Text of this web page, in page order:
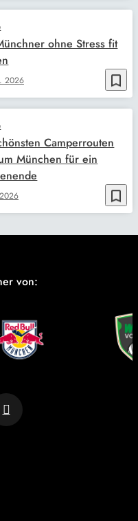
bookmark_border
2026
ohne Stress fit
bookmark_border
Camperrouten
München für ein
von: